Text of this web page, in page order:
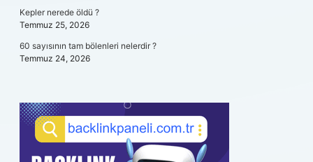
Kepler nerede öldü ?
Temmuz 25, 2026
60 sayısının tam bölenleri nelerdir ?
Temmuz 24, 2026